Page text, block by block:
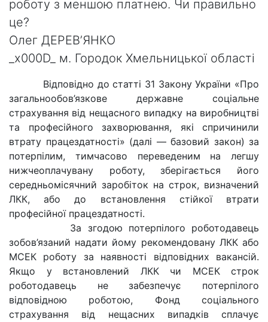
роботу з меншою платнею. Чи правильно
це?
Олег ДЕРЕВ’ЯНКО
_x000D_ м. Городок Хмельницької області
Відповідно до статті 31 Закону України «Про
загальнообов’язкове державне соціальне
страхування від нещасного випадку на виробництві
та професійного захворювання, які спричинили
втрату працездатності» (далі — базовий закон) за
потерпілим, тимчасово переведеним на легшу
нижчеоплачувану роботу, зберігається його
середньомісячний заробіток на строк, визначений
ЛКК, або до встановлення стійкої втрати
професійної працездатності.
За згодою потерпілого роботодавець
зобов’язаний надати йому рекомендовану ЛКК або
МСЕК роботу за наявності відповідних вакансій.
Якщо у встановлений ЛКК чи МСЕК строк
роботодавець не забезпечує потерпілого
відповідною роботою, Фонд соціального
страхування від нещасних випадків сплачує